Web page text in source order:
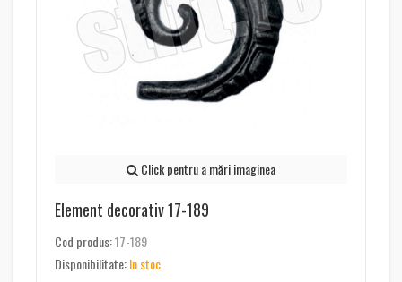
Click pentru a mări imaginea
Element decorativ 17-189
Cod produs:17-189
Disponibilitate:In stoc